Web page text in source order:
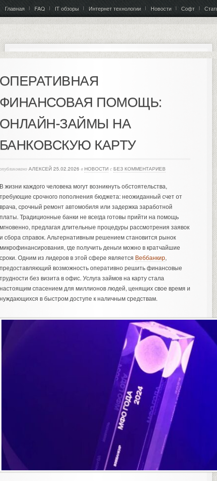
Главная FAQ IT обзоры Интернет технологии Новости Софт
ПОМОЩЬ:
ЗАЙМЫ НА
КАРТУ
АЛЕКСЕЙ 25.02.2026 в НОВОСТИ с БЕЗ КОММЕНТАРИЕВ
жизни каждого человека могут возникнуть обстоятельства,
срочного пополнения бюджета: неожиданный счет от
срочный ремонт автомобиля или задержка заработной
Традиционные банки не всегда готовы прийти на помощь
предлагая длительные процедуры рассмотрения заявок
сбора справок. Альтернативным решением становится рынок
где получить деньги можно в кратчайшие
Одним из лидеров в этой сфере является Веббанкир,
возможность оперативно решить финансовые
без визита в офис. Услуга займов на карту стала
спасением для миллионов людей, ценящих свое время и
в быстром доступе к наличным средствам.